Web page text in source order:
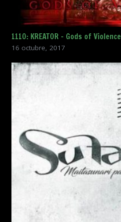
1110: KREATOR – Gods of Violence
16 octubre, 2017